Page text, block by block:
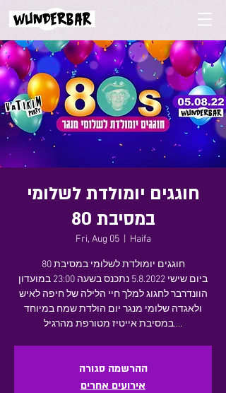
חוגגים יומולדת לשלומי
במסיבת 80
Fri, Aug 05
  |
Haifa
חוגגים יומולדת לשלומי במסיבת 80
ביום שישי 5.8.2022 נתכנס בשעה 23:00 במועדון
הוונדרבר לחגוג למלך חיי הלילה של חיפה לאיש
ולאגדה שלומי מנגר יום הולדת שמח במיוחד
במסיבת אייטיז מטורפת מהרגיל....
ההרשמה סגורה
אירועים אחרים